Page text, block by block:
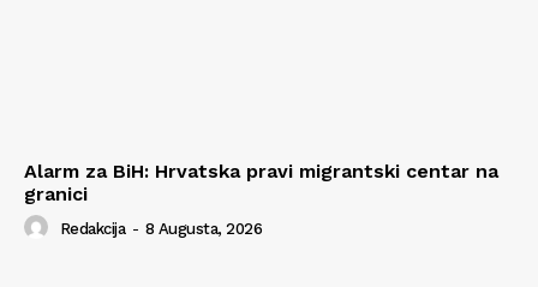
Alarm za BiH: Hrvatska pravi migrantski centar na
granici
Redakcija - 8 Augusta, 2026